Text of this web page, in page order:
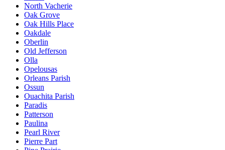
North Vacherie
Oak Grove
Oak Hills Place
Oakdale
Oberlin
Old Jefferson
Olla
Opelousas
Orleans Parish
Ossun
Ouachita Parish
Paradis
Patterson
Paulina
Pearl River
Pierre Part